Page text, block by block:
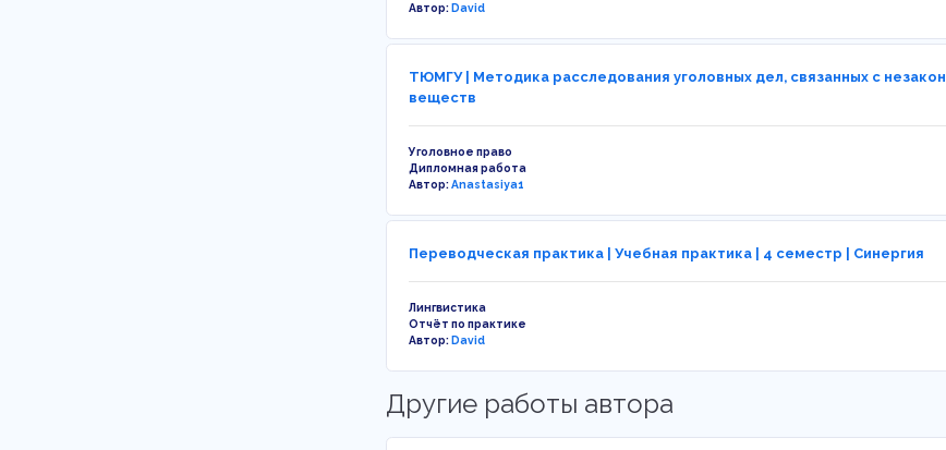
Автор:David
ТЮМГУ | Методика расследования уголовных дел, связанных с
веществ
Уголовное право
Дипломная работа
Автор:Anastasiya1
Переводческая практика | Учебная практика | 4 семестр | Синергия
Лингвистика
Отчёт по практике
Автор:David
Другие работы автора